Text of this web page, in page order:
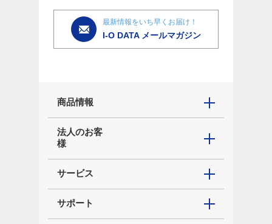
最新情報をいち早くお届け！
I-O DATA メールマガジン
商品情報
法人のお客
様
サービス
サポート